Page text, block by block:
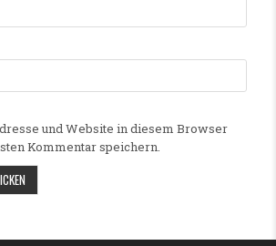
und Website in diesem Browser
Kommentar speichern.